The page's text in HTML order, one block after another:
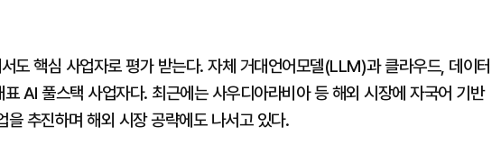
도 핵심 사업자로 평가 받는다. 자체 거대언어모델(LLM)과 클라우드, 데이터
AI 풀스택 사업자다. 최근에는 사우디아라비아 등 해외 시장에 자국어 기반
추진하며 해외 시장 공략에도 나서고 있다.